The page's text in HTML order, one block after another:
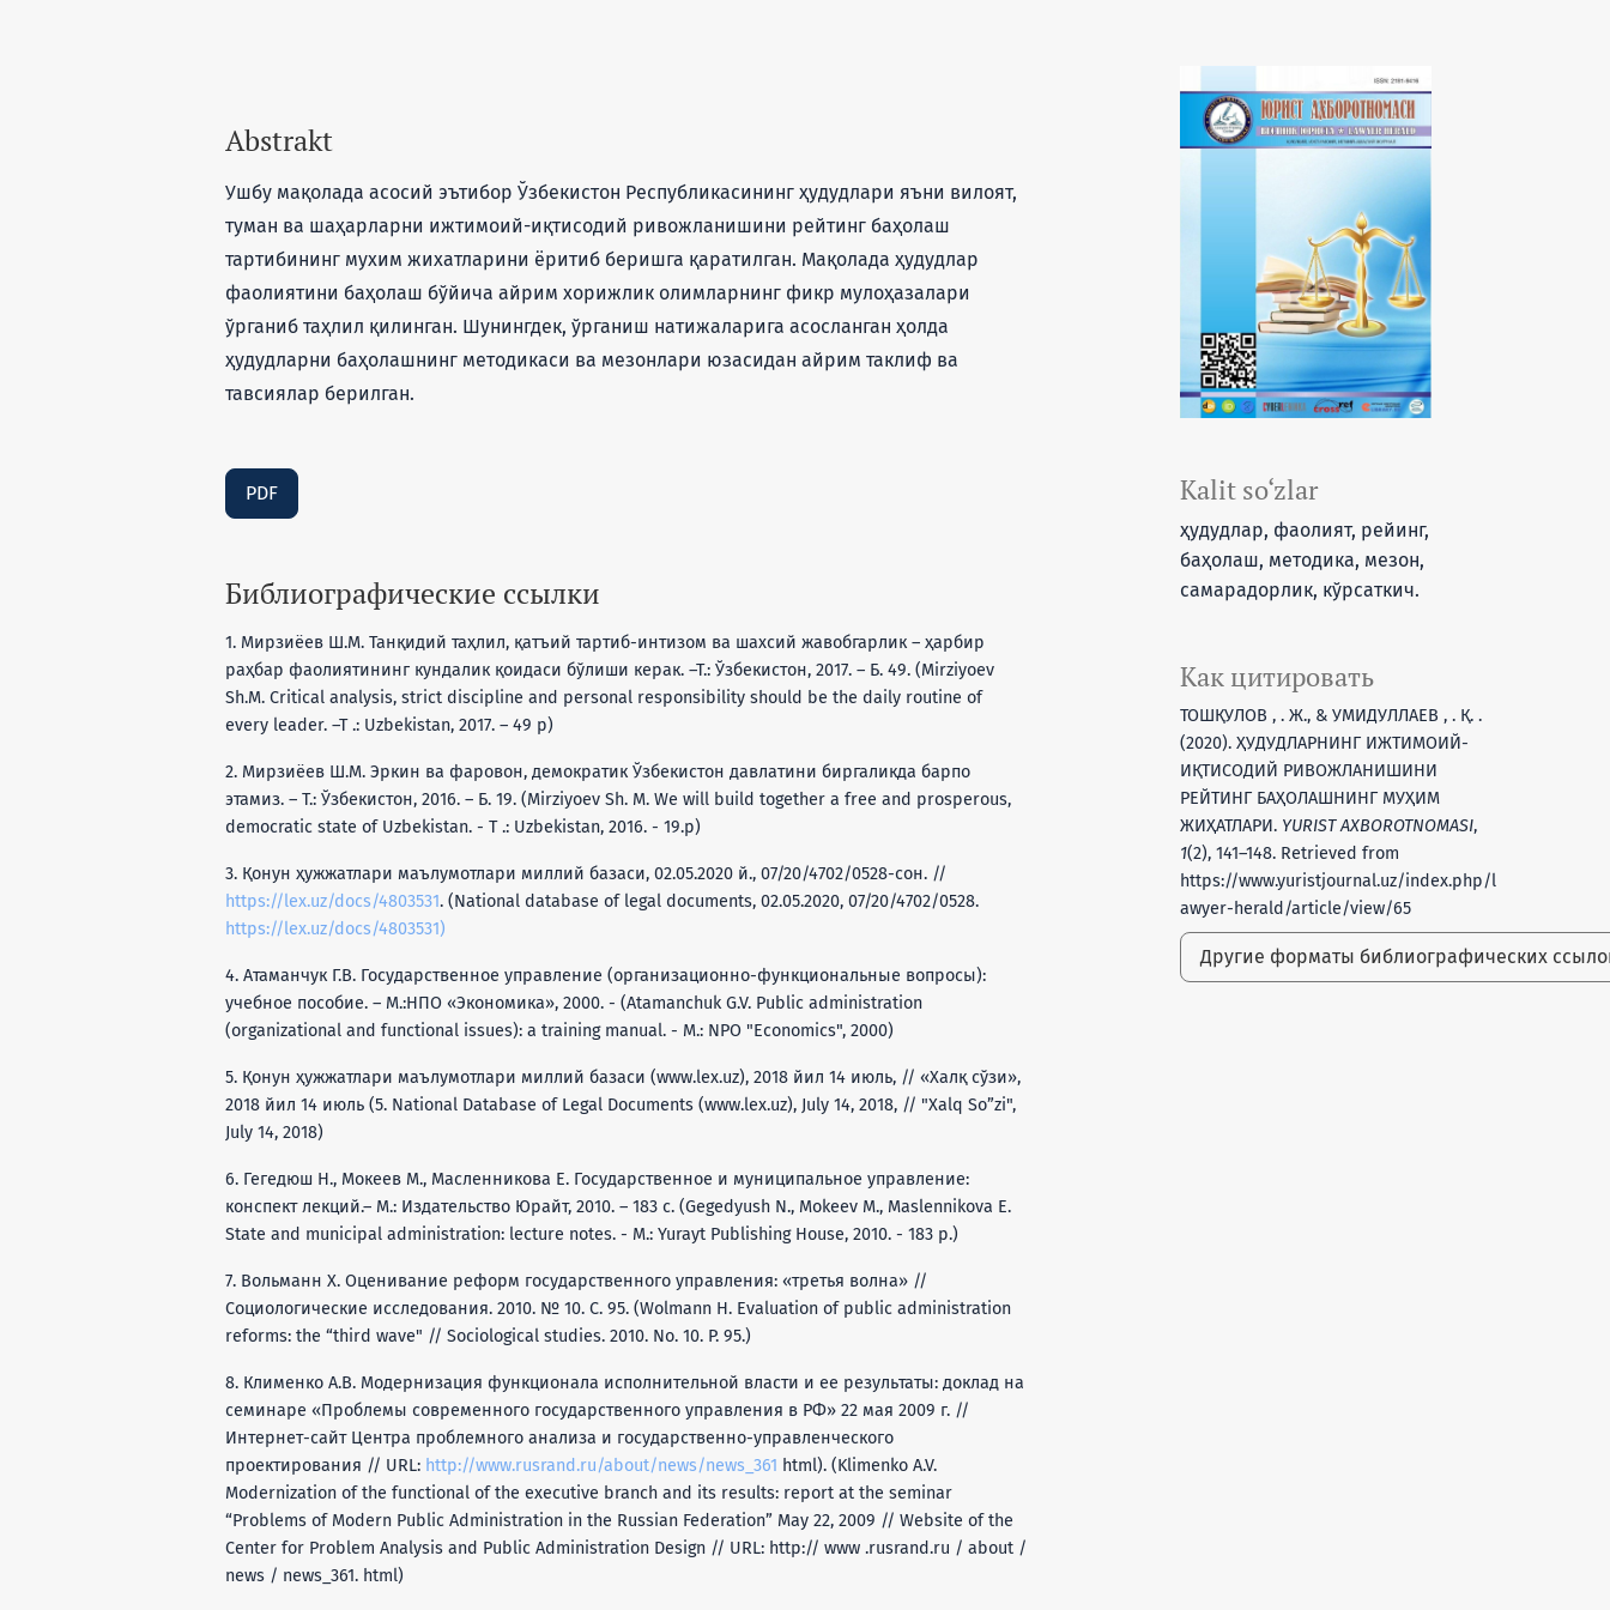
Kalit so‘zlar
ҳудудлар, фаолият, рейинг,
баҳолаш, методика, мезон,
самарадорлик, кўрсаткич.
Как цитировать
ТОШҚУЛОВ , . Ж., & УМИДУЛЛАЕВ , . Қ. .
(2020). ҲУДУДЛАРНИНГ ИЖТИМОИЙ-
ИҚТИСОДИЙ РИВОЖЛАНИШИНИ
РЕЙТИНГ БАҲОЛАШНИНГ МУҲИМ
ЖИҲАТЛАРИ. YURIST AXBOROTNOMASI,
1(2), 141–148. Retrieved from
https://www.yuristjournal.uz/index.php/l
awyer-herald/article/view/65
Другие форматы библиографических
Abstrakt
Ушбу мақолада асосий эътибор Ўзбекистон Республикасининг ҳудудлари яъни вилоят,
туман ва шаҳарларни ижтимоий-иқтисодий ривожланишини рейтинг баҳолаш
тартибининг мухим жихатларини ёритиб беришга қаратилган. Мақолада ҳудудлар
фаолиятини баҳолаш бўйича айрим хорижлик олимларнинг фикр мулоҳазалари
ўрганиб таҳлил қилинган. Шунингдек, ўрганиш натижаларига асосланган ҳолда
ҳудудларни баҳолашнинг методикаси ва мезонлари юзасидан айрим таклиф ва
тавсиялар берилган.
PDF
Библиографические ссылки
1. Мирзиёев Ш.М. Танқидий таҳлил, қатъий тартиб-интизом ва шахсий жавобгарлик – ҳарбир
раҳбар фаолиятининг кундалик қоидаси бўлиши керак. –Т.: Ўзбекистон, 2017. – Б. 49. (Mirziyoev
Sh.M. Critical analysis, strict discipline and personal responsibility should be the daily routine of
every leader. –T .: Uzbekistan, 2017. – 49 p)
2. Мирзиёев Ш.М. Эркин ва фаровон, демократик Ўзбекистон давлатини биргаликда барпо
этамиз. – Т.: Ўзбекистон, 2016. – Б. 19. (Mirziyoev Sh. M. We will build together a free and prosperous,
democratic state of Uzbekistan. - T .: Uzbekistan, 2016. - 19.p)
3. Қонун ҳужжатлари маълумотлари миллий базаси, 02.05.2020 й., 07/20/4702/0528-сон. //
https://lex.uz/docs/4803531. (National database of legal documents, 02.05.2020, 07/20/4702/0528.
https://lex.uz/docs/4803531)
4. Атаманчук Г.В. Государственное управление (организационно-функциональные вопросы):
учебное пособие. – М.:НПО «Экономика», 2000. - (Atamanchuk G.V. Public administration
(organizational and functional issues): a training manual. - M.: NPO "Economics", 2000)
5. Қонун ҳужжатлари маълумотлари миллий базаси (www.lex.uz), 2018 йил 14 июль, // «Халқ сўзи»,
2018 йил 14 июль (5. National Database of Legal Documents (www.lex.uz), July 14, 2018, // "Xalq So”zi",
July 14, 2018)
6. Гегедюш Н., Мокеев М., Масленникова Е. Государственное и муниципальное управление:
конспект лекций.– М.: Издательство Юрайт, 2010. – 183 с. (Gegedyush N., Mokeev M., Maslennikova E.
State and municipal administration: lecture notes. - M.: Yurayt Publishing House, 2010. - 183 p.)
7. Вольманн Х. Оценивание реформ государственного управления: «третья волна» //
Социологические исследования. 2010. № 10. С. 95. (Wolmann H. Evaluation of public administration
reforms: the “third wave" // Sociological studies. 2010. No. 10. P. 95.)
8. Клименко А.В. Модернизация функционала исполнительной власти и ее результаты: доклад на
семинаре «Проблемы современного государственного управления в РФ» 22 мая 2009 г. //
Интернет-сайт Центра проблемного анализа и государственно-управленческого
проектирования // URL: http://www.rusrand.ru/about/news/news_361 html). (Klimenko A.V.
Modernization of the functional of the executive branch and its results: report at the seminar
“Problems of Modern Public Administration in the Russian Federation” May 22, 2009 // Website of the
Center for Problem Analysis and Public Administration Design // URL: http:// www .rusrand.ru / about /
news / news_361. html)